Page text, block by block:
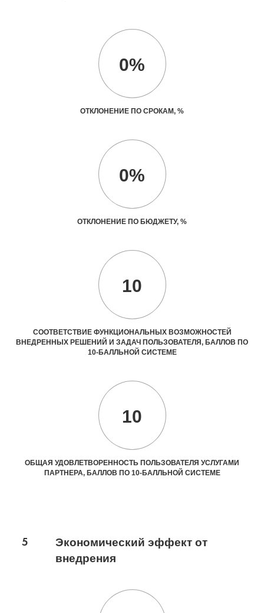
0%
ОТКЛОНЕНИЕ ПО СРОКАМ, %
0%
ОТКЛОНЕНИЕ ПО БЮДЖЕТУ, %
10
СООТВЕТСТВИЕ ФУНКЦИОНАЛЬНЫХ ВОЗМОЖНОСТЕЙ
ВНЕДРЕННЫХ РЕШЕНИЙ И ЗАДАЧ ПОЛЬЗОВАТЕЛЯ, БАЛЛОВ ПО
10-БАЛЛЬНОЙ СИСТЕМЕ
10
ОБЩАЯ УДОВЛЕТВОРЕННОСТЬ ПОЛЬЗОВАТЕЛЯ УСЛУГАМИ
ПАРТНЕРА, БАЛЛОВ ПО 10-БАЛЛЬНОЙ СИСТЕМЕ
5
Экономический эффект от
внедрения